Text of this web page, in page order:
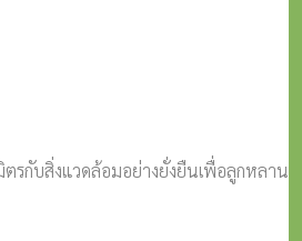
ตรกับสิ่งแวดล้อมอย่างยั่งยืนเพื่อลูกหลาน